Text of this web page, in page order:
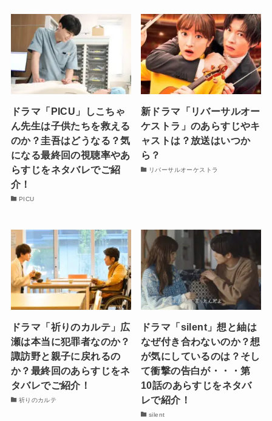
ドラマ「PICU」しこちゃ
ん先生は子供たちを救える
のか？圭吾はどうなる？気
になる最終回の視聴率やあ
らすじをネタバレでご紹
介！
PICU
新ドラマ「リバーサルオー
ケストラ」のあらすじやキ
ャストは？放送はいつか
ら？
リバーサルオーケストラ
ドラマ「祈りのカルテ」広
瀬は本当に犯罪者なのか？
諏訪野と親子に戻れるの
か？最終回のあらすじをネ
タバレでご紹介！
祈りのカルテ
ドラマ「silent」想と紬は
なぜ付き合わないのか？想
が気にしているのは？そし
て衝撃の告白が・・・第
10話のあらすじをネタバ
レで紹介！
silent